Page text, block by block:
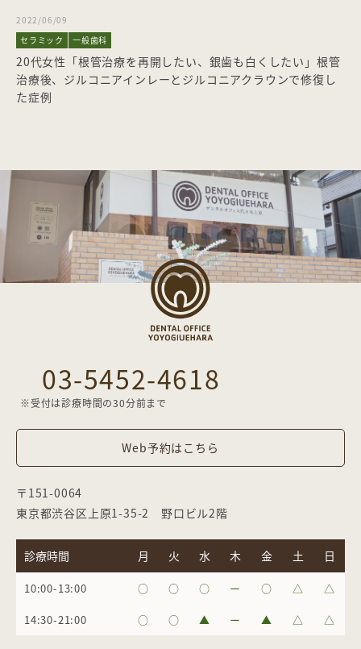
2022/06/09
セラミック
一般歯科
20代女性「根管治療を再開したい、銀歯も白くしたい」根管
治療後、ジルコニアインレーとジルコニアクラウンで修復し
た症例
03-5452-4618
※受付は診療時間の30分前まで
Web予約はこちら
〒151-0064
東京都渋谷区上原1-35-2 野口ビル2階
診療時間 月 火 水 木 金 土 日
10:00-13:00 ○ ○ ○ ー ○ △ △
14:30-21:00 ○ ○ ▲ ー ▲ △ △